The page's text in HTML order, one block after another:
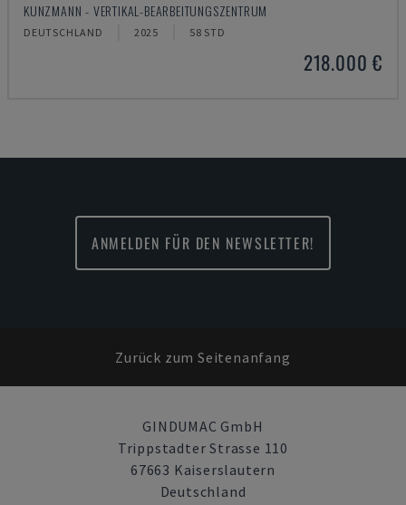
KUNZMANN - VERTIKAL-BEARBEITUNGSZENTRUM
DEUTSCHLAND 2025 58 STD
218.000 €
ANMELDEN FÜR DEN NEWSLETTER!
Zurück zum Seitenanfang
GINDUMAC GmbH
Trippstadter Strasse 110
67663 Kaiserslautern
Deutschland